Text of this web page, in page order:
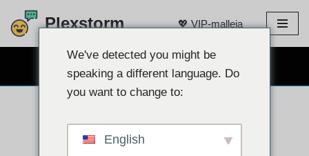
Siirry
Plexstorm 💖 VIP-malleja
We've detected you might be
speaking a different language. Do
you want to change to:
English